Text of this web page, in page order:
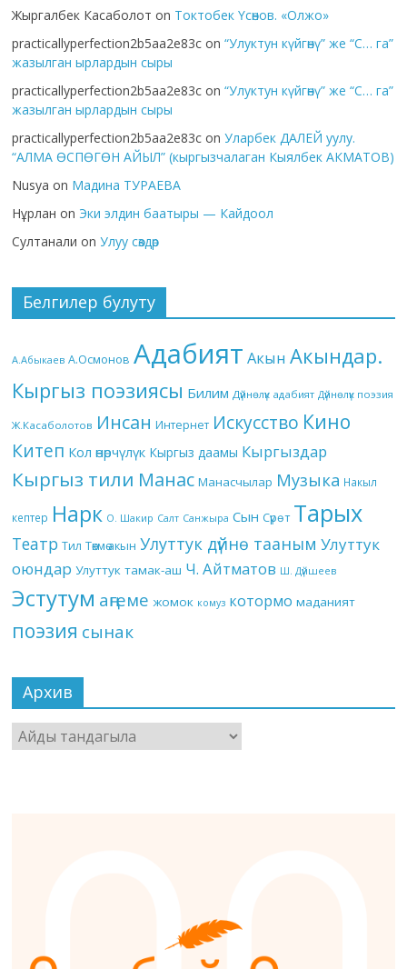
Жыргалбек Касаболот on Токтобек Үсөнов. «Олжо»
practicallyperfection2b5aa2e83c on“Улуктун күйгөнү” же “С… га”
жазылган ырлардын сыры
practicallyperfection2b5aa2e83c on“Улуктун күйгөнү” же “С… га”
жазылган ырлардын сыры
practicallyperfection2b5aa2e83c onУларбек ДАЛЕЙ уулу.
“АЛМА ӨСПӨГӨН АЙЫЛ” (кыргызчалаган Кыялбек АКМАТОВ)
Nusya on Мадина ТУРАЕВА
Нұрлан on Эки элдин баатыры — Кайдоол
Султанали onУлуу сөздөр
Белгилер булуту
А.Абыкаев А.Осмонов Адабият Акын Акындар.
Кыргыз поэзиясы Билим Дүйнөлүк адабият Дүйнөлүк поэзия
Ж.Касаболотов Инсан Интернет Искусство Кино
Китеп Кол өнөрчүлүк Кыргыз даамы Кыргыздар
Кыргыз тили Манас Манасчылар Музыка Накыл
кептер Нарк О. Шакир Салт Санжыра Сын Сүрөт Тарых
Театр Тил Төкмө акын Улуттук дүйнө тааным Улуттук
оюндар Улуттук тамак-аш Ч. Айтматов Ш. Дүйшеев
Эстутум аңгеме жомок комуз котормо маданият
поэзия сынак
Архив
Архив